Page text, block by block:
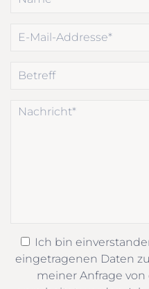
Ich bin
eingetragenen Daten
meiner Anfrage